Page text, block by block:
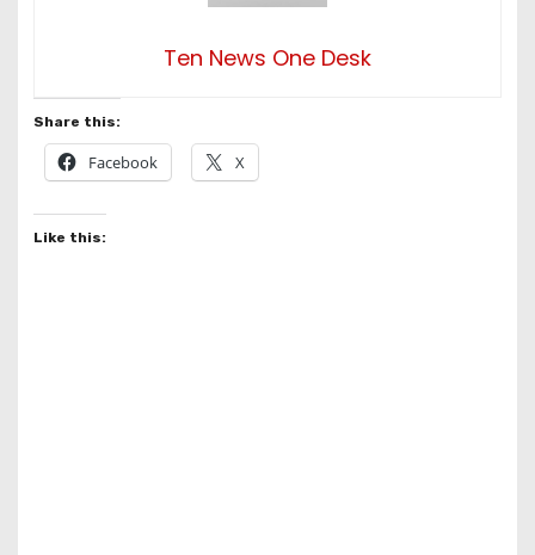
Ten News One Desk
Share this:
Facebook X
Like this: